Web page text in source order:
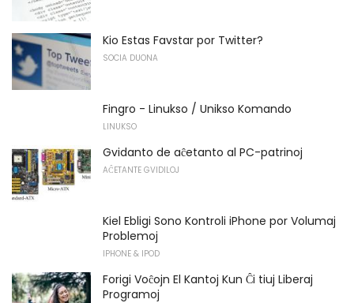
Kio Estas Favstar por Twitter?
SOCIA DUONA
Fingro - Linukso / Unikso Komando
LINUKSO
Gvidanto de aĉetanto al PC-patrinoj
AĈETANTE GVIDILOJ
Kiel Ebligi Sono Kontroli iPhone por Volumaj
Problemoj
IPHONE & IPOD
Forigi Voĉojn El Kantoj Kun Ĉi tiuj Liberaj
Programoj